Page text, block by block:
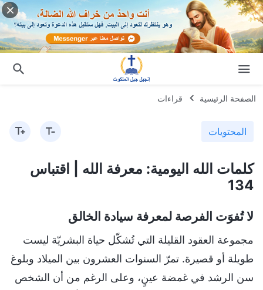
الصفحة الرئيسية قراءات
المحتويات
كلمات الله اليومية: معرفة الله | اقتباس
134
لا تُفوَت الفرصة لمعرفة سيادة الخالق
مجموعة العقود القليلة التي تُشكّل حياة البشريّة ليست
طويلة أو قصيرة. تمرّ السنوات العشرون بين الميلاد وبلوغ
سن الرشد في غمضة عينٍ، وعلى الرغم من أن الشخص